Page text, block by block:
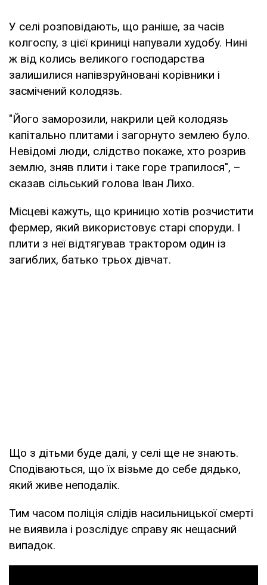
У селі розповідають, що раніше, за часів
колгоспу, з цієї криниці напували худобу. Нині
ж від колись великого господарства
залишилися напівзруйновані корівники і
засмічений колодязь.
"Його заморозили, накрили цей колодязь
капітально плитами і загорнуто землею було.
Невідомі люди, слідство покаже, хто розрив
землю, зняв плити і таке горе трапилося", –
сказав сільський голова Іван Лихо.
Місцеві кажуть, що криницю хотів розчистити
фермер, який використовує старі споруди. І
плити з неї відтягував трактором один із
загиблих, батько трьох дівчат.
Що з дітьми буде далі, у селі ще не знають.
Сподіваються, що їх візьме до себе дядько,
який живе неподалік.
Тим часом поліція слідів насильницької смерті
не виявила і розслідує справу як нещасний
випадок.